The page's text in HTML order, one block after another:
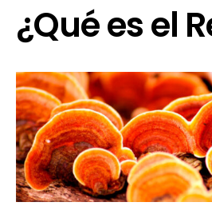
¿Qué es el